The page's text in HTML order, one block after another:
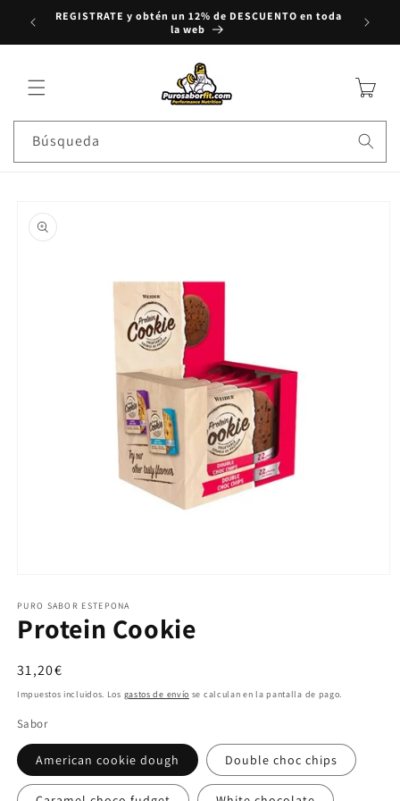
al contenido
REGISTRATE y obtén un 12% de DESCUENTO en toda
la web
Carrito
Búsqueda
a la información del producto
PURO SABOR ESTEPONA
Protein Cookie
Precio habitual
31,20€
Impuestos incluidos. Los gastos de envío se calculan en la pantalla de pago.
Sabor
American cookie dough Double choc chips